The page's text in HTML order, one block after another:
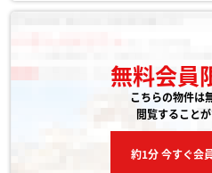
無料会員
こちらの物件は
閲覧することが
約1分 今すぐ会